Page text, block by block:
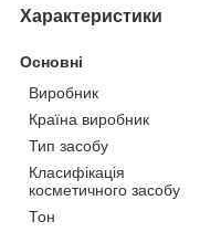
Характеристики
Основні
Виробник
Країна виробник
Тип засобу
Класифікація
косметичного засобу
Тон